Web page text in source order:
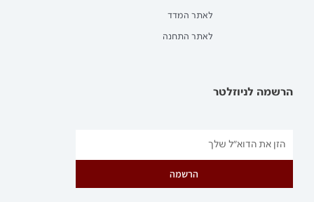
לאתר המדד
לאתר התחנה
הרשמה לניוזלטר
הרשמה